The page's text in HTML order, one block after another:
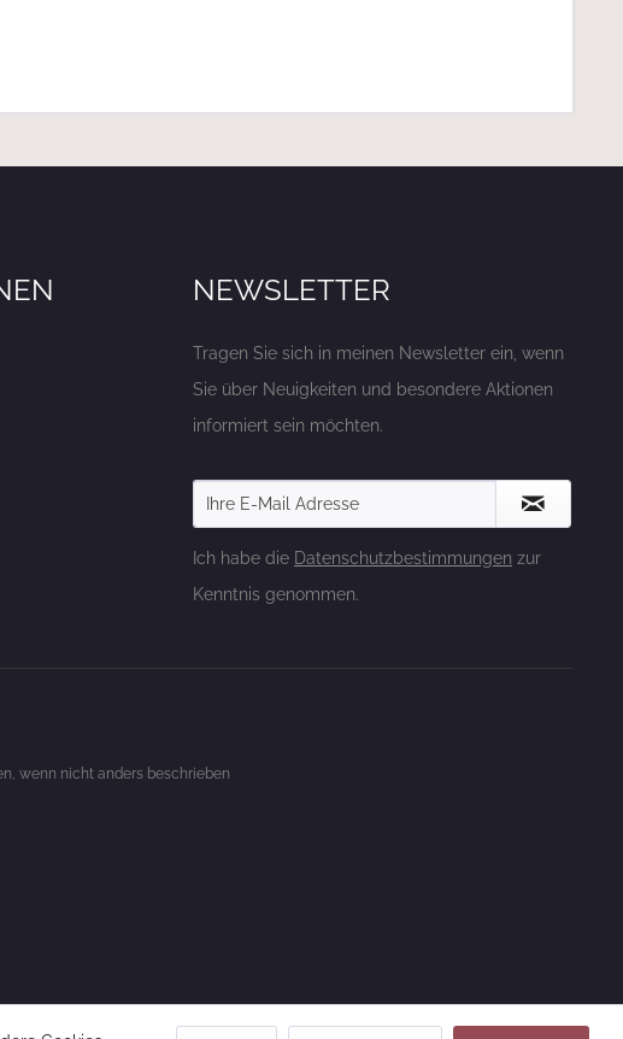
NEWSLETTER
Tragen Sie sich in meinen Newsletter ein, wenn
Sie über Neuigkeiten und besondere Aktionen
informiert sein möchten.
Ich habe die Datenschutzbestimmungen zur
Kenntnis genommen.
wenn nicht anders beschrieben